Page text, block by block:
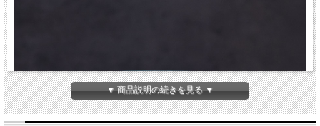
▼ 商品説明の続きを見る ▼